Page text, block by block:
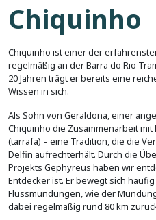
Chiquinho
Chiquinho ist einer der
regelmäßig an der Barra do Rio
20 Jahren trägt er bereits eine
Wissen in sich.
Als Sohn von Geraldona, einer
Chiquinho die Zusammenarbeit
(tarrafa) – eine Tradition, die die
Delfin aufrechterhält. Durch die
Projekts Gephyreus haben wir
Entdecker ist. Er bewegt sich
Flussmündungen, wie der
dabei regelmäßig rund 80 km